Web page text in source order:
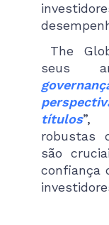
The
seus
títulos”,
robustas
são
confiança